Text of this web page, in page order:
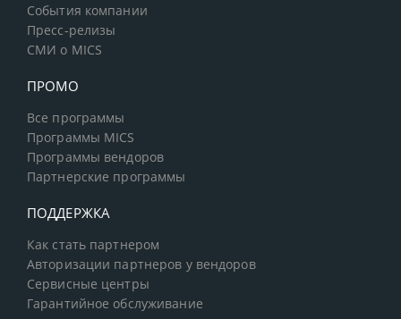
События компании
Пресс-релизы
СМИ о MICS
ПРОМО
Все программы
Программы MICS
Программы вендоров
Партнерские программы
ПОДДЕРЖКА
Как стать партнером
Авторизации партнеров у вендоров
Сервисные центры
Гарантийное обслуживание